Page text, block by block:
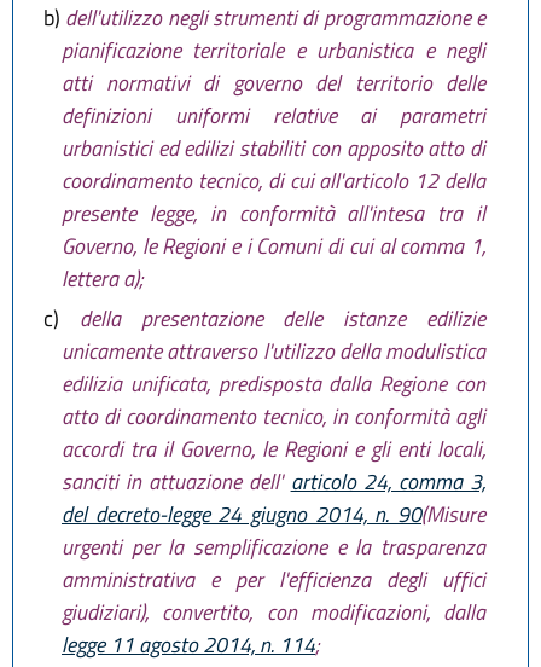
b) dell'utilizzo negli strumenti di programmazione e
pianificazione territoriale e urbanistica e negli
atti normativi di governo del territorio delle
definizioni uniformi relative ai parametri
urbanistici ed edilizi stabiliti con apposito atto di
coordinamento tecnico, di cui all'articolo 12 della
presente legge, in conformità all'intesa tra il
Governo, le Regioni e i Comuni di cui al comma 1,
lettera a);
c)
della presentazione delle istanze edilizie
unicamente attraverso l'utilizzo della modulistica
edilizia unificata, predisposta dalla Regione con
atto di coordinamento tecnico, in conformità agli
accordi tra il Governo, le Regioni e gli enti locali,
sanciti in attuazione dell' articolo 24, comma 3,
del decreto-legge 24 giugno 2014, n. 90(Misure
urgenti per la semplificazione e la trasparenza
amministrativa e per l'efficienza degli uffici
giudiziari), convertito, con modificazioni, dalla
legge 11 agosto 2014, n. 114;